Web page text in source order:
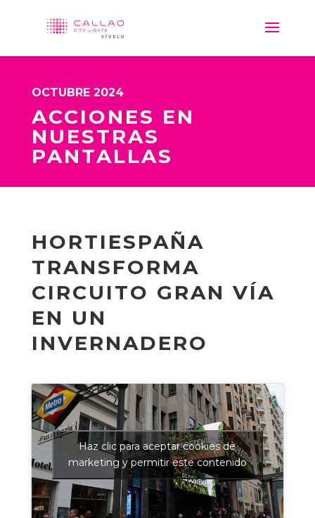
OCTUBRE 2024
ACCIONES EN
NUESTRAS
PANTALLAS
HORTIESPAÑA
TRANSFORMA
CIRCUITO GRAN VÍA
EN UN
INVERNADERO
Haz clic para aceptar cookies de
marketing y permitir este contenido